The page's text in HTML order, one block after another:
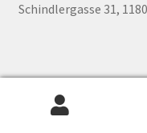
Schindlergasse 31,